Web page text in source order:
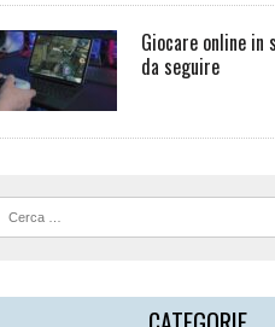
Giocare online in
da seguire